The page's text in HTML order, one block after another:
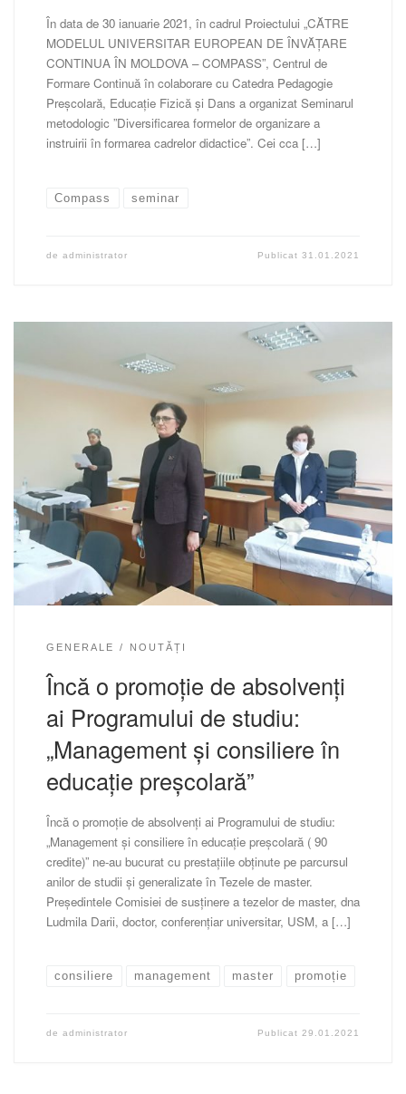
În data de 30 ianuarie 2021, în cadrul Proiectului „CĂTRE
MODELUL UNIVERSITAR EUROPEAN DE ÎNVĂȚARE
CONTINUA ÎN MOLDOVA – COMPASS”, Centrul de
Formare Continuă în colaborare cu Catedra Pedagogie
Preșcolară, Educație Fizică și Dans a organizat Seminarul
metodologic ”Diversificarea formelor de organizare a
instruirii în formarea cadrelor didactice”. Cei cca […]
Compass seminar
de administrator Publicat31.01.2021
GENERALE NOUTĂȚI
Încă o promoție de absolvenți
ai Programului de studiu:
„Management și consiliere în
educație preșcolară”
Încă o promoție de absolvenți ai Programului de studiu:
„Management și consiliere în educație preșcolară ( 90
credite)” ne-au bucurat cu prestațiile obținute pe parcursul
anilor de studii și generalizate în Tezele de master.
Președintele Comisiei de susținere a tezelor de master, dna
Ludmila Darii, doctor, conferențiar universitar, USM, a […]
consiliere management master promoție
de administrator Publicat29.01.2021